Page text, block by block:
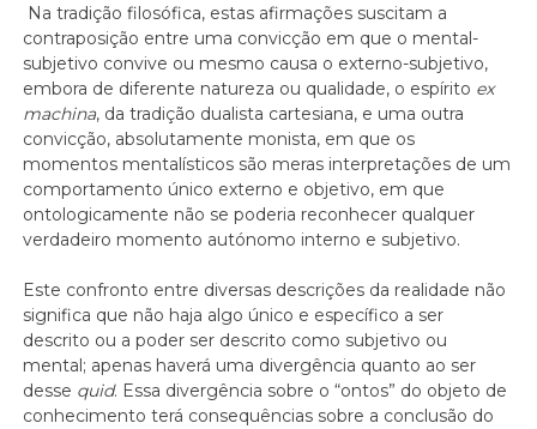
Na tradição filosófica, estas afirmações suscitam a
contraposição entre uma convicção em que o mental-
subjetivo convive ou mesmo causa o externo-subjetivo,
embora de diferente natureza ou qualidade, o espírito ex
machina, da tradição dualista cartesiana, e uma outra
convicção, absolutamente monista, em que os
momentos mentalísticos são meras interpretações de um
comportamento único externo e objetivo, em que
ontologicamente não se poderia reconhecer qualquer
verdadeiro momento autónomo interno e subjetivo.
Este confronto entre diversas descrições da realidade não
significa que não haja algo único e específico a ser
descrito ou a poder ser descrito como subjetivo ou
mental; apenas haverá uma divergência quanto ao ser
desse quid. Essa divergência sobre o “ontos” do objeto de
conhecimento terá consequências sobre a conclusão do